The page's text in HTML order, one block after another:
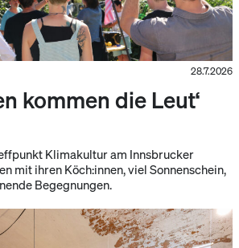
28.7.2026
kommen die Leut‘
Klimakultur am Innsbrucker
mit ihren Köch:innen, viel Sonnenschein,
Begegnungen.